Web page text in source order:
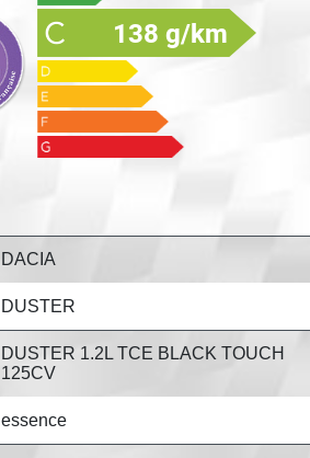
138 g/km
DACIA
DUSTER
DUSTER 1.2L TCE BLACK TOUCH
125CV
essence